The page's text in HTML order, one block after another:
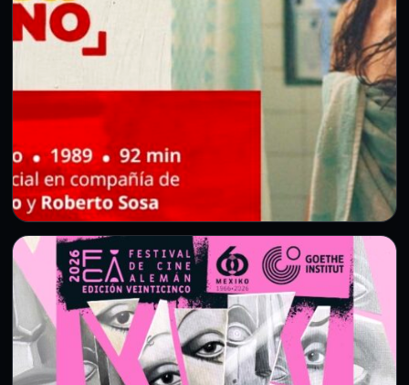
CDMX
CDMX conmemora el Día del Cine
Mexicano con una función especial de
Lola
6 Ago 2026
Como parte de las actividades por el Día Nacional del
Cine Mexicano, el Fideicomiso para la Promoción y…